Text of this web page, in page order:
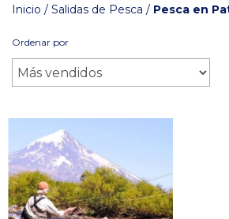
Inicio / Salidas de Pesca / Pesca en
Ordenar por